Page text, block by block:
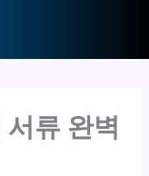
류 완벽